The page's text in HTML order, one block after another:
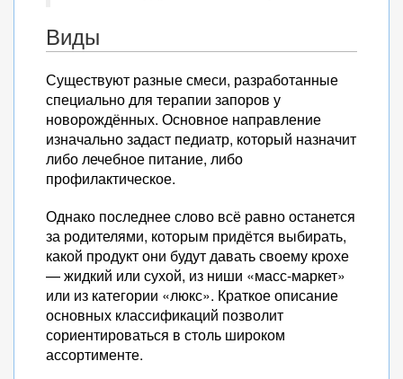
Виды
Существуют разные смеси, разработанные
специально для терапии запоров у
новорождённых. Основное направление
изначально задаст педиатр, который назначит
либо лечебное питание, либо
профилактическое.
Однако последнее слово всё равно останется
за родителями, которым придётся выбирать,
какой продукт они будут давать своему крохе
— жидкий или сухой, из ниши «масс-маркет»
или из категории «люкс». Краткое описание
основных классификаций позволит
сориентироваться в столь широком
ассортименте.